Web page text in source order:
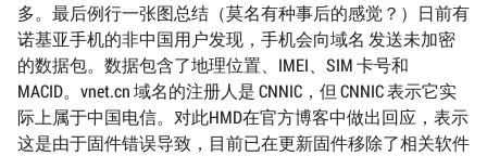
多。最后例行一张图总结（莫名有种事后的感觉？）日前有
诺基亚手机的非中国用户发现，手机会向域名 发送未加密
的数据包。数据包含了地理位置、IMEI、SIM 卡号和
MACID。vnet.cn 域名的注册人是 CNNIC，但 CNNIC 表示它实
际上属于中国电信。对此HMD在官方博客中做出回应，表示
这是由于固件错误导致，目前已在更新固件移除了相关软件